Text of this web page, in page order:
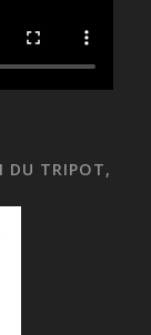
DU TRIPOT,